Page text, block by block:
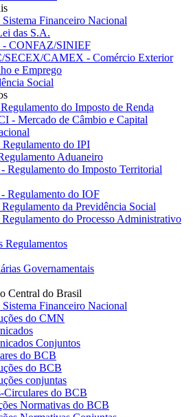
Financeiro Nacional
das S.A.
- CONFAZ/SINIEF
SECEX/CAMEX - Comércio Exterior
e Emprego
Social
do Imposto de Renda
- Mercado de Câmbio e Capital
do IPI
Aduaneiro
Regulamento do Imposto Territorial
Regulamento do IOF
da Previdência Social
do Processo Administrativo
Regulamentos
Governamentais
Central do Brasil
Financeiro Nacional
do CMN
Conjuntos
do BCB
do BCB
conjuntas
Circulares do BCB
Normativas do BCB